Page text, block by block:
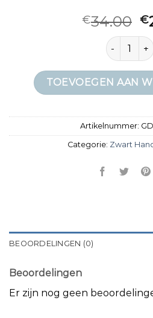
€34.00 €
zwart
TOEVOEGEN AAN
Artikelnummer:
Categorie: Zwart
BEOORDELINGEN (0)
Beoordelingen
Er zijn nog geen